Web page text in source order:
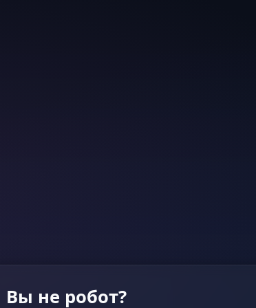
Вы не робот?